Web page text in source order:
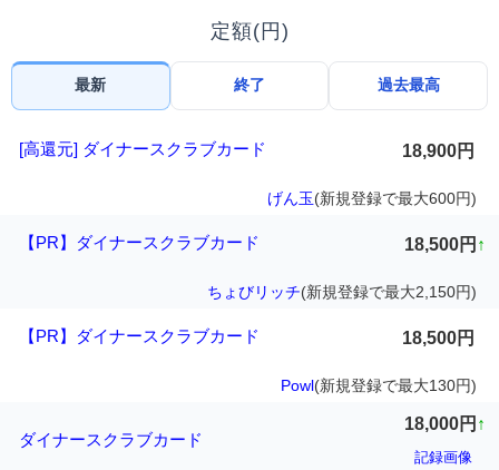
定額(円)
最新 終了 過去最高
[高還元] ダイナースクラブカード 18,900円
げん玉(新規登録で最大600円)
【PR】ダイナースクラブカード 18,500円 ↑
ちょびリッチ(新規登録で最大2,150円)
【PR】ダイナースクラブカード 18,500円
Powl(新規登録で最大130円)
ダイナースクラブカード
18,000円 ↑
記録画像